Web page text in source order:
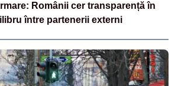
Românii cer transparență în
între partenerii externi